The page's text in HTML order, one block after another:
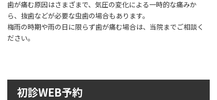
歯が痛む原因はさまざまで、気圧の変化による一時的な痛みか
ら、抜歯などが必要な虫歯の場合もあります。
梅雨の時期や雨の日に限らず歯が痛む場合は、当院までご相談く
ださい。
初診WEB予約